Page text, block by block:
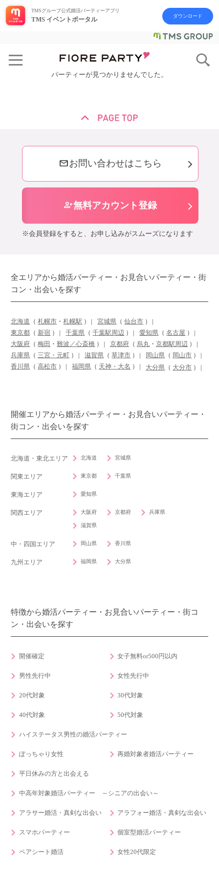
TMSグループ公式婚活パーティーアプリ
TMS イベントポータル ダウンロード
パーティーが見つかりませんでした。
mailお問い合わせはこちら
person_add無料アカウント登録
※会員登録をすると、お申し込みがスムーズになります
全エリアから婚活パーティー・お見合いパーティー・街
コン・出会いを探す
北海道 （札幌市 ・札幌駅 ） 宮城県 （仙台市 ）
東京都 （ 新宿 ） 千葉県 （千葉駅周辺 ） 愛知県 （名古屋 ）
大阪府 （梅田 ・難波／心斎橋 ） 京都府 （烏丸 ・京都駅周辺 ）
兵庫県 （三宮・元町 ） 滋賀県 （草津市 ） 岡山県 （ 岡山市 ）
香川県 （ 高松市 ） 福岡県 （ 天神・大名 ） 大分県 （ 大分市 ）
開催エリアから婚活パーティー・お見合いパーティー・
街コン・出会いを探す
北海道・東北エリア 北海道 宮城県
関東エリア 東京都 千葉県
東海エリア 愛知県
関西エリア 大阪府 京都府 兵庫県
滋賀県
中・四国エリア 岡山県 香川県
九州エリア 福岡県 大分県
特徴から婚活パーティー・お見合いパーティー・街コ
ン・出会いを探す
開催確定 女子無料or500円以内
男性先行中 女性先行中
20代対象 30代対象
40代対象 50代対象
ハイステータス男性の婚活パーティー
ぽっちゃり女性 再婚対象者婚活パーティー
平日休みの方と出会える
中高年対象婚活パーティー ～シニアの出会い～
アラサー婚活・真剣な出会い アラフォー婚活・真剣な出会い
スマホパーティー 個室型婚活パーティー
ペアシート婚活 女性20代限定